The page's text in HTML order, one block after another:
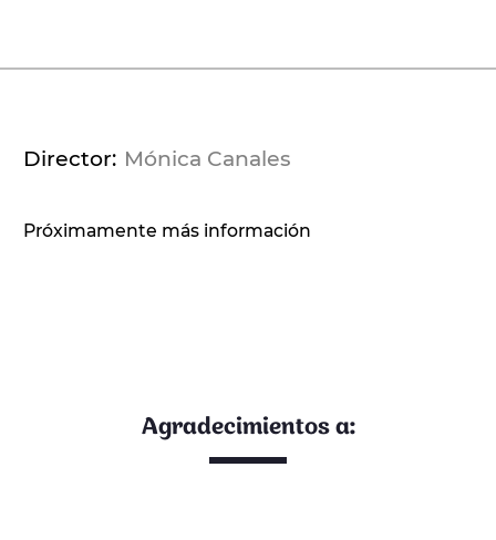
Director Mónica Canales
Próximamente más información
Agradecimientos a: